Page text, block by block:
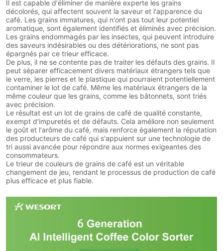
Il est capable d'éliminer de manière experte les grains
décolorés, qui affectent souvent la saveur et l'apparence du
café. Les grains immatures, qui n'ont pas tout leur potentiel
aromatique, sont également identifiés et éliminés avec précision.
Les grains endommagés par les insectes, qui peuvent introduire
des saveurs indésirables ou des détériorations, ne sont pas
épargnés par ce trieur efficace.
De plus, il ne se contente pas de traiter les défauts des grains. Il
peut séparer efficacement divers matériaux étrangers tels que
le verre, les pierres et le plastique qui pourraient potentiellement
contaminer le lot de café. Même les matériaux étrangers de la
même couleur que les grains, comme les bâtonnets, sont triés
avec précision.
Le résultat est un lot de grains de café de qualité constante,
exempt d'impuretés et de défauts. Cela améliore non seulement
le goût et l'arôme du café, mais renforce également la réputation
des producteurs de café qui s'appuient sur une technologie de
tri aussi avancée pour répondre aux normes exigeantes des
consommateurs.
Le trieur de couleurs de grains de café est un véritable
changement de jeu, rendant le processus de production de café
plus efficace et plus fiable.